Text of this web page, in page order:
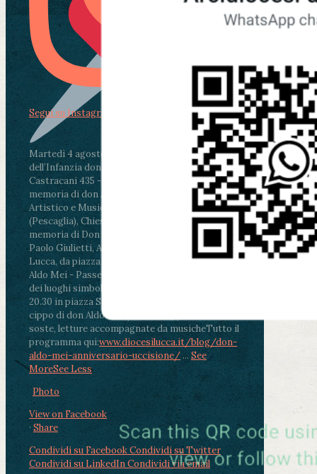
Martedì 4 agosto2026
ore 11:30 - Lucca, Scuola
dell’Infanzia don Aldo Mei - Viale Castruccio
Castracani 435 - Inaugurazione murales in
memoria di don Aldo Mei curato dal Liceo
Artistico e Musicale “Passaglia”
ore 18 - Fiano
(Pescaglia), Chiesa parrocchiale - Messa in
memoria di Don Aldo Mei celebrata da mons.
Paolo Giulietti, Arcivescovo di Lucca
ore 20.30 -
Lucca, da piazza San Michele al Cippo di don
Aldo Mei - Passeggiata della Memoria in alcuni
dei luoghi simbolo della città. Ritrovo alle ore
20.30 in piazza San Michele con conclusione al
cippo di don Aldo Mei (Porta Elisa). Durante le
soste, letture accompagnate da musicheTutto il
programma qui:www.diocesilucca.it/blog/don-
aldo-mei-anniversario-uccisione/ ... See
MoreSee Less
Photo
View on Facebook
· Share
Condividi su FacebookCondividi su Twitter
Condividi su LinkedInCondividi via email
Segui su Instagram